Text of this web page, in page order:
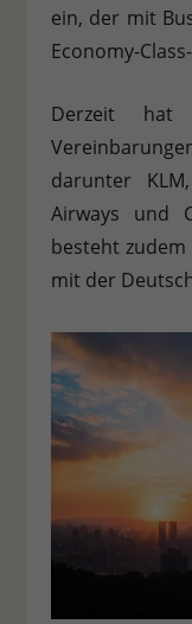
ein, der mit
Economy-
Derzeit hat
darunter
Airways und
besteht
mit der